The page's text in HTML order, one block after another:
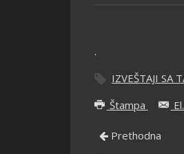
.
IZVEŠTAJI SA
Štampa
Prethodna